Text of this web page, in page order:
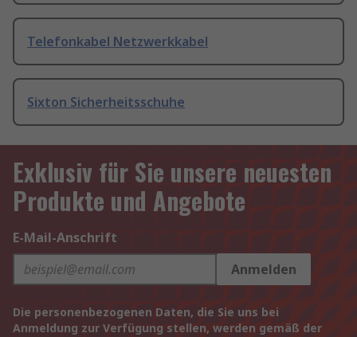
Telefonkabel Netzwerkkabel
Sixton Sicherheitsschuhe
Exklusiv für Sie unsere neuesten
Produkte und Angebote
E-Mail-Anschrift
Anmelden
Die personenbezogenen Daten, die Sie uns bei
Anmeldung zur Verfügung stellen, werden gemäß der